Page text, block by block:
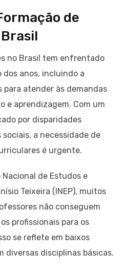
de
no Brasil tem enfrentado
dos anos, incluindo a
atender às demandas
e aprendizagem. Com um
por disparidades
a necessidade de
é urgente.
de Estudos e
Teixeira (INEP), muitos
não conseguem
profissionais para os
se reflete em baixos
diversas disciplinas básicas.